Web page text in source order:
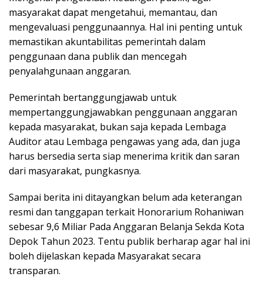
masyarakat dapat mengetahui, memantau, dan
mengevaluasi penggunaannya. Hal ini penting untuk
memastikan akuntabilitas pemerintah dalam
penggunaan dana publik dan mencegah
penyalahgunaan anggaran.
Pemerintah bertanggungjawab untuk
mempertanggungjawabkan penggunaan anggaran
kepada masyarakat, bukan saja kepada Lembaga
Auditor atau Lembaga pengawas yang ada, dan juga
harus bersedia serta siap menerima kritik dan saran
dari masyarakat, pungkasnya.
Sampai berita ini ditayangkan belum ada keterangan
resmi dan tanggapan terkait Honorarium Rohaniwan
sebesar 9,6 Miliar Pada Anggaran Belanja Sekda Kota
Depok Tahun 2023. Tentu publik berharap agar hal ini
boleh dijelaskan kepada Masyarakat secara
transparan.